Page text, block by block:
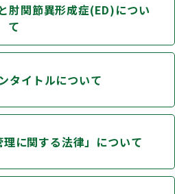
肘関節異形成症(ED)につい
て
タイトルについて
理に関する法律」について